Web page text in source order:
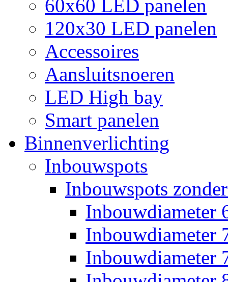
60x60 LED panelen
120x30 LED panelen
Accessoires
Aansluitsnoeren
LED High bay
Smart panelen
Binnenverlichting
Inbouwspots
Inbouwspots
Inbouwdiameter
Inbouwdiameter
Inbouwdiameter